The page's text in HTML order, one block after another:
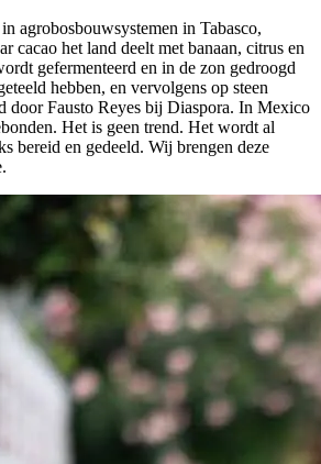
agrobosbouwsystemen in Tabasco,
cacao het land deelt met banaan, citrus en
gefermenteerd en in de zon gedroogd
hebben, en vervolgens op steen
door Fausto Reyes bij Diaspora. In Mexico
Het is geen trend. Het wordt al
bereid en gedeeld. Wij brengen deze